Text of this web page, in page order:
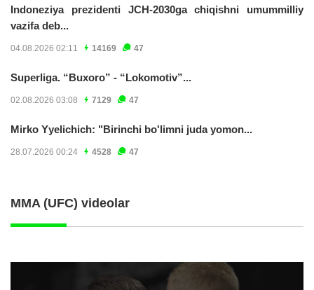
Indoneziya prezidenti JCH-2030ga chiqishni umummilliy
vazifa deb...
04.08.2026 02:11 14169 47
Superliga. “Buxoro” - “Lokomotiv”...
02.08.2026 03:08 7129 47
Mirko Yyelichich: "Birinchi bo'limni juda yomon...
28.07.2026 00:24 4528 47
MMA (UFC) videolar